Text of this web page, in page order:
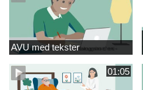
AVU med tekster
01:05